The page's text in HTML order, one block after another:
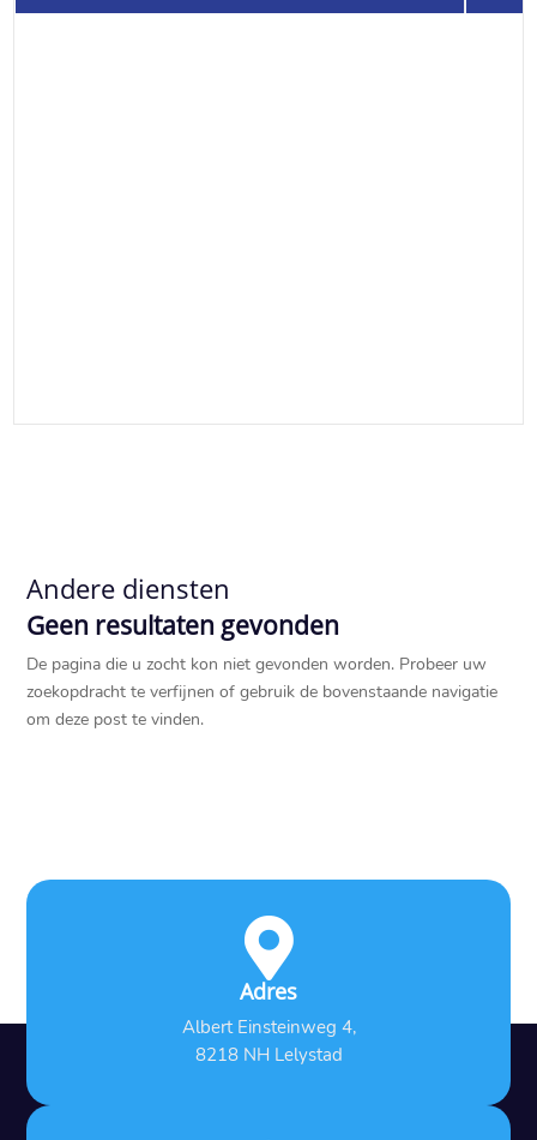
Andere diensten
Geen resultaten gevonden
De pagina die u zocht kon niet gevonden worden. Probeer uw
zoekopdracht te verfijnen of gebruik de bovenstaande navigatie
om deze post te vinden.

Adres
Albert Einsteinweg 4,
8218 NH Lelystad